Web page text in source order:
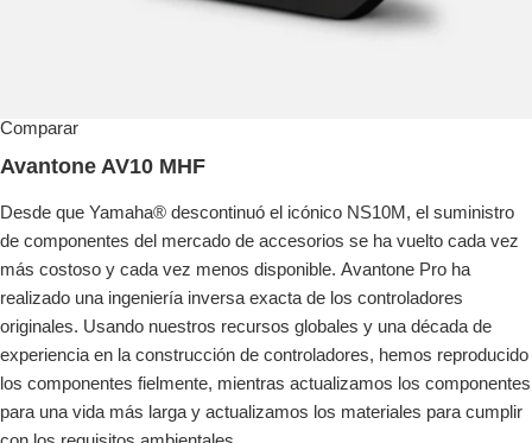
Comparar
Avantone AV10 MHF
Desde que Yamaha® descontinuó el icónico NS10M, el suministro
de componentes del mercado de accesorios se ha vuelto cada vez
más costoso y cada vez menos disponible. Avantone Pro ha
realizado una ingeniería inversa exacta de los controladores
originales. Usando nuestros recursos globales y una década de
experiencia en la construcción de controladores, hemos reproducido
los componentes fielmente, mientras actualizamos los componentes
para una vida más larga y actualizamos los materiales para cumplir